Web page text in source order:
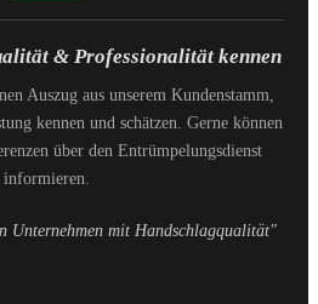
& Professionalität kennen
Auszug aus unserem Kundenstamm,
kennen und schätzen. Gerne können
über den Entrümpelungsdienst
informieren.
Unternehmen mit Handschlagqualität"